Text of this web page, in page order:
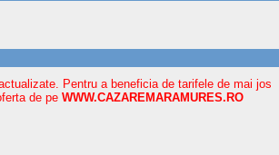
Pentru a beneficia de tarifele de mai jos
de pe WWW.CAZAREMARAMURES.RO